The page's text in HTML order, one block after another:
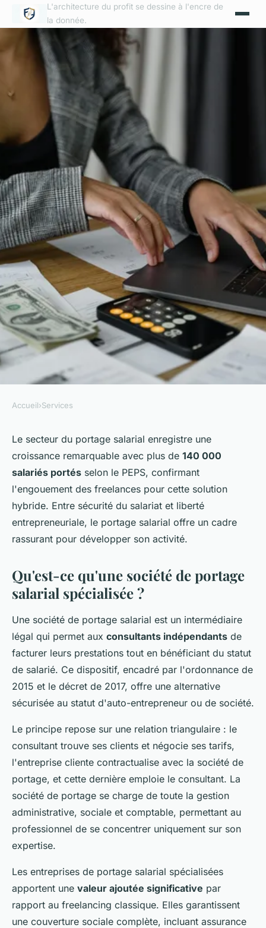
L'architecture du profit se dessine à l'encre de
la donnée.
Entreprises de portage salarial
: les solutions pour freelances
Arthur•4 décembre 2025•7 min de lecture
Accueil›Services
Le secteur du portage salarial enregistre une
croissance remarquable avec plus de 140 000
salariés portés selon le PEPS, confirmant
l'engouement des freelances pour cette solution
hybride. Entre sécurité du salariat et liberté
entrepreneuriale, le portage salarial offre un cadre
rassurant pour développer son activité.
Qu'est-ce qu'une société de portage
salarial spécialisée ?
Une société de portage salarial est un intermédiaire
légal qui permet aux consultants indépendants de
facturer leurs prestations tout en bénéficiant du statut
de salarié. Ce dispositif, encadré par l'ordonnance de
2015 et le décret de 2017, offre une alternative
sécurisée au statut d'auto-entrepreneur ou de société.
Le principe repose sur une relation triangulaire : le
consultant trouve ses clients et négocie ses tarifs,
l'entreprise cliente contractualise avec la société de
portage, et cette dernière emploie le consultant. La
société de portage se charge de toute la gestion
administrative, sociale et comptable, permettant au
professionnel de se concentrer uniquement sur son
expertise.
Les entreprises de portage salarial spécialisées
apportent une valeur ajoutée significative par
rapport au freelancing classique. Elles garantissent
une couverture sociale complète, incluant assurance